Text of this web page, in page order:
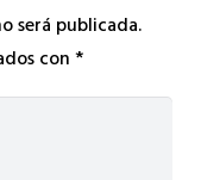
será publicada.
con*